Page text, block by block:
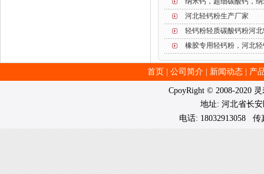
河北轻钙粉生产厂家
轻钙粉轻质碳酸钙粉河
橡胶专用轻钙粉，河北
首页 公司简介| 新闻动态| 产
CpoyRight © 2008-2020
地址: 河北省长
电话: 18032913058